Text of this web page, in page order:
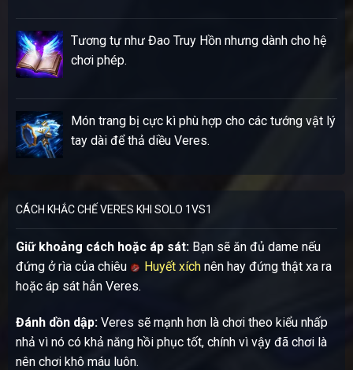
Tương tự như Đao Truy Hồn nhưng dành cho hệ
chơi phép.
Món trang bị cực kì phù hợp cho các tướng vật lý
tay dài để thả diều Veres.
CÁCH KHẮC CHẾ VERES KHI SOLO 1VS1
Giữ khoảng cách hoặc áp sát: Bạn sẽ ăn đủ dame nếu
đứng ở rìa của chiêu
Huyết xíchnên hay đứng thật xa ra
hoặc áp sát hẳn Veres.
Đánh dồn dập:Veres sẽ mạnh hơn là chơi theo kiểu nhấp
nhả vì nó có khả năng hồi phục tốt, chính vì vậy đã chơi là
nên chơi khô máu luôn.